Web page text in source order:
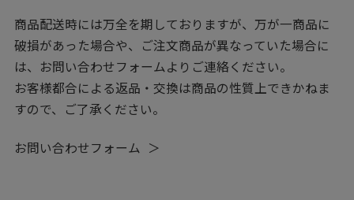
商品配送時には万全を期しておりますが、万が一商品に
破損があった場合や、ご注文商品が異なっていた場合に
は、お問い合わせフォームよりご連絡ください。
お客様都合による返品・交換は商品の性質上できかねま
すので、ご了承ください。
お問い合わせフォーム